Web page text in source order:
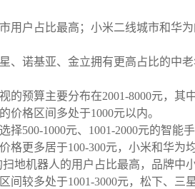
用户占比最高；小米二线城市和华
、诺基亚、金立拥有更高占比的中
的预算主要分布在2001-8000元，其
价格区间多处于1000元以内。
择500-1000元、1001-2000元的智能手
格更多居于100-300元，小米和华为
扫地机器人的用户占比最高，品牌中
间较多处于1001-3000元，松下、三